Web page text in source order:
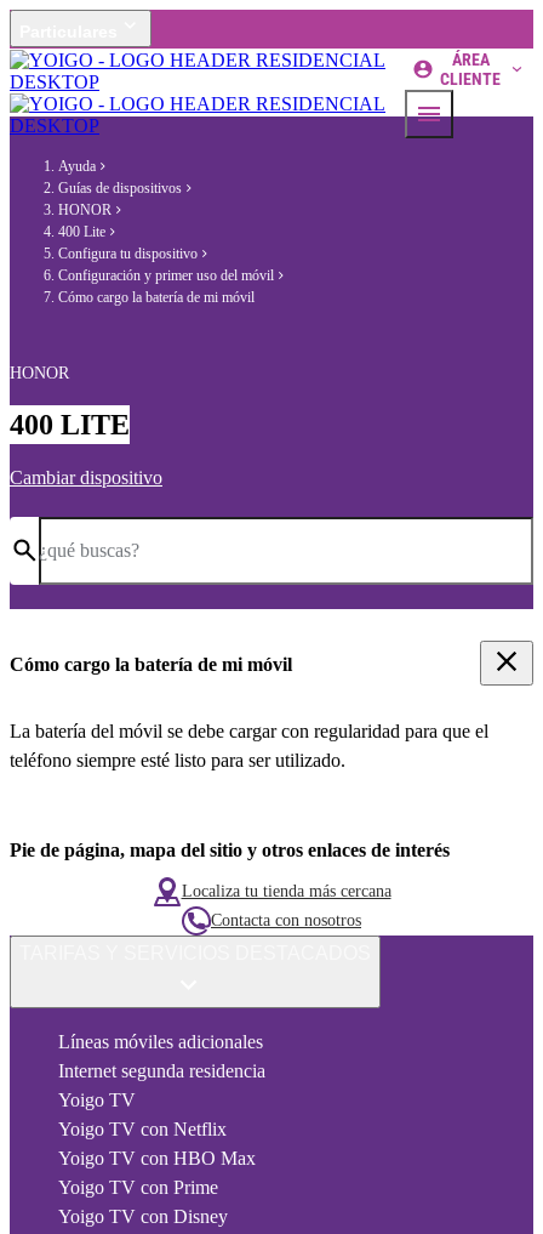
ÁREA
CLIENTE
Ayuda
Guías de dispositivos
HONOR
400 Lite
Configura tu dispositivo
Configuración y primer uso del móvil
Cómo cargo la batería de mi móvil
HONOR
400 LITE
Cambiar dispositivo
¿qué buscas?
Cómo cargo la batería de mi móvil
La batería del móvil se debe cargar con regularidad para que el
teléfono siempre esté listo para ser utilizado.
Pie de página, mapa del sitio y otros enlaces de interés
Localiza tu tienda más cercana
Contacta con nosotros
Líneas móviles adicionales
Internet segunda residencia
Yoigo TV
Yoigo TV con Netflix
Yoigo TV con HBO Max
Yoigo TV con Prime
Yoigo TV con Disney